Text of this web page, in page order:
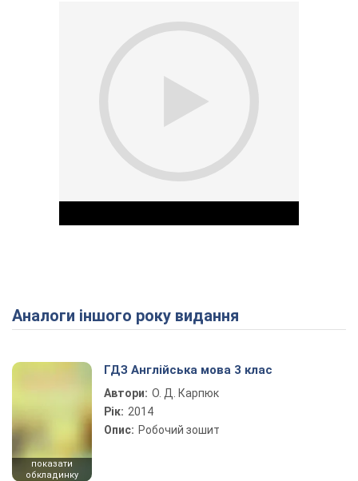
Play Video
Аналоги іншого року видання
показати
обкладинку
ГДЗ Англійська мова 3 клас
Автори: О. Д. Карпюк
Рік: 2014
Опис: Робочий зошит